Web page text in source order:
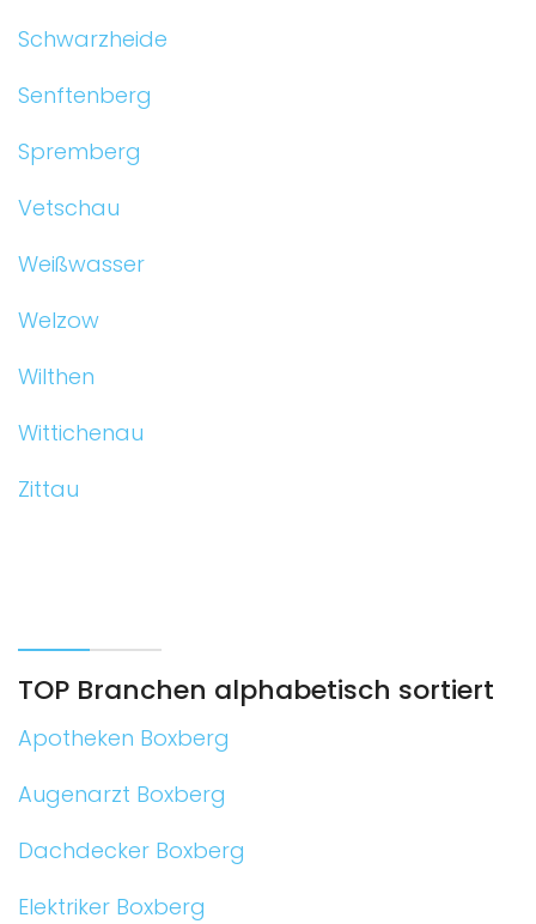
Schwarzheide
Senftenberg
Spremberg
Vetschau
Weißwasser
Welzow
Wilthen
Wittichenau
Zittau
TOP Branchen alphabetisch sortiert
Apotheken Boxberg
Augenarzt Boxberg
Dachdecker Boxberg
Elektriker Boxberg